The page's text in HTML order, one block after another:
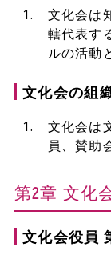
文化会は
轄代表す
ルの活動
文化会の組
文化会は
員、賛助
第2章 文化
文化会役員